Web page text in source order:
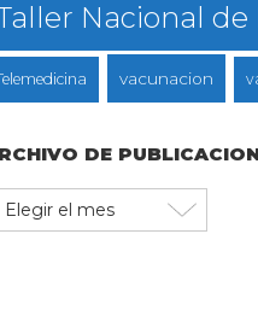
Nacional de
vacunacion
DE